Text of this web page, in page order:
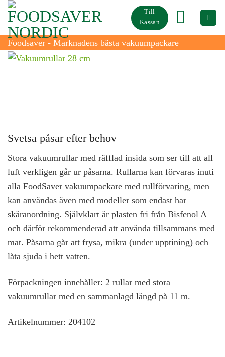
Skip
content
Till
Kassan
Foodsaver - Marknadens bästa vakuumpackare
Svetsa påsar efter behov
Stora vakuumrullar med räfflad insida som ser till att all
luft verkligen går ur påsarna. Rullarna kan förvaras inuti
alla FoodSaver vakuumpackare med rullförvaring, men
kan användas även med modeller som endast har
skäranordning. Självklart är plasten fri från Bisfenol A
och därför rekommenderad att använda tillsammans med
mat. Påsarna går att frysa, mikra (under upptining) och
låta sjuda i hett vatten.
Förpackningen innehåller: 2 rullar med stora
vakuumrullar med en sammanlagd längd på 11 m.
Artikelnummer: 204102